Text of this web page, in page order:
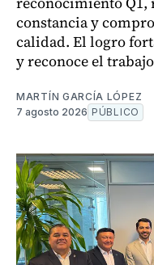
constancia y
calidad. El logro
y reconoce el
MARTÍN GARCÍA LÓPEZ
7 agosto 2026 PÚBLICO